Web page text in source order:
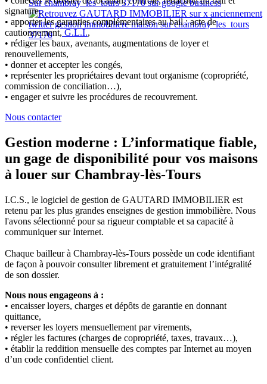
signature,
• apporter les garanties complémentaires au bail : acte de
cautionnement, G.L.I.,
• rédiger les baux, avenants, augmentations de loyer et
renouvellements,
• donner et accepter les congés,
• représenter les propriétaires devant tout organisme (copropriété,
commission de conciliation…),
• engager et suivre les procédures de recouvrement.
Nous contacter
Gestion moderne : L’informatique fiable,
un gage de disponibilité pour vos maisons
à louer sur Chambray-lès-Tours
I.C.S., le logiciel de gestion de GAUTARD IMMOBILIER est
retenu par les plus grandes enseignes de gestion immobilière. Nous
l'avons sélectionné pour sa rigueur comptable et sa capacité à
communiquer sur Internet.
Chaque bailleur à Chambray-lès-Tours possède un code identifiant
de façon à pouvoir consulter librement et gratuitement l’intégralité
de son dossier.
Nous nous engageons à :
• encaisser loyers, charges et dépôts de garantie en donnant
quittance,
• reverser les loyers mensuellement par virements,
• régler les factures (charges de copropriété, taxes, travaux…),
• établir la reddition mensuelle des comptes par Internet au moyen
d’un code confidentiel client.